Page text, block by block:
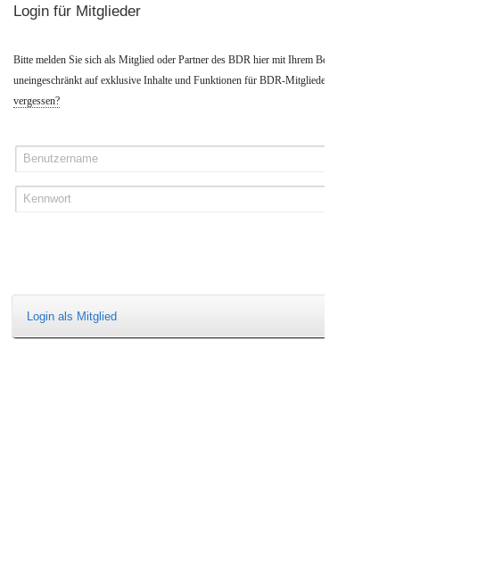
Login für Mitglieder
Bitte melden Sie sich als Mitglied oder Partner des BDR hier mit Ihrem Benutzernamen und Ihrem Kennwort an,
uneingeschränkt auf exklusive Inhalte und Funktionen für BDR-Mitglieder zuzugreifen. Sie haben Ihr
vergessen?
Benutzername
Kennwort
Login als Mitglied